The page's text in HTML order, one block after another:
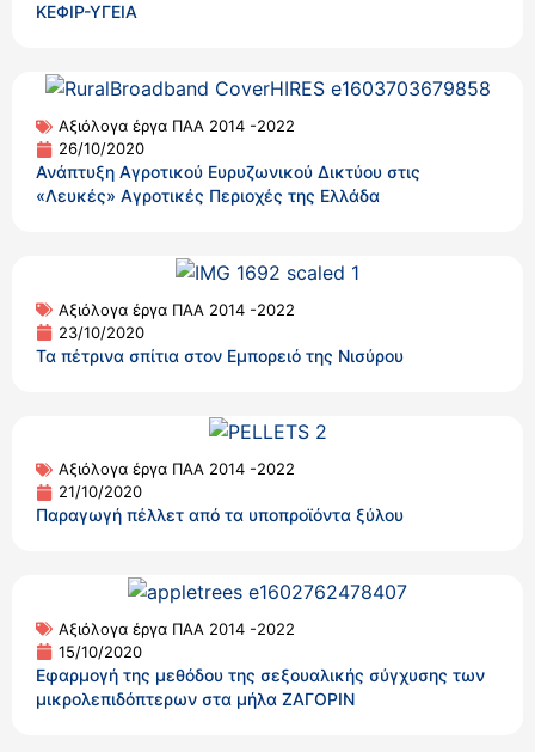
ΚΕΦΙΡ-ΥΓΕΙΑ
Αξιόλογα έργα ΠΑΑ 2014 -2022
26/10/2020
Ανάπτυξη Αγροτικού Ευρυζωνικού Δικτύου στις
«Λευκές» Αγροτικές Περιοχές της Ελλάδα
Αξιόλογα έργα ΠΑΑ 2014 -2022
23/10/2020
Τα πέτρινα σπίτια στον Εμπορειό της Νισύρου
Αξιόλογα έργα ΠΑΑ 2014 -2022
21/10/2020
Παραγωγή πέλλετ από τα υποπροϊόντα ξύλου
Αξιόλογα έργα ΠΑΑ 2014 -2022
15/10/2020
Εφαρμογή της μεθόδου της σεξουαλικής σύγχυσης των
μικρολεπιδόπτερων στα μήλα ΖΑΓΟΡΙΝ